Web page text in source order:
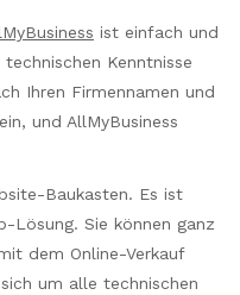
ist einfach und
Kenntnisse
Ihren Firmennamen und
und AllMyBusiness
Baukasten. Es ist
Lösung. Sie können ganz
dem Online-Verkauf
um alle technischen